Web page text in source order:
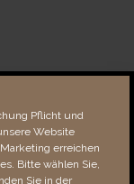
Pflicht und
Website
erreichen
Bitte wählen Sie,
Sie in der